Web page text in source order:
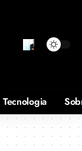
Tecnologia